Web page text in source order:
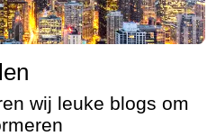
wij leuke blogs om